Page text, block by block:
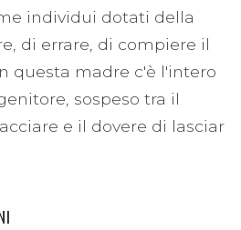
individui dotati della
di errare, di compiere il
questa madre c'è l'intero
sospeso tra il
e il dovere di lasciar